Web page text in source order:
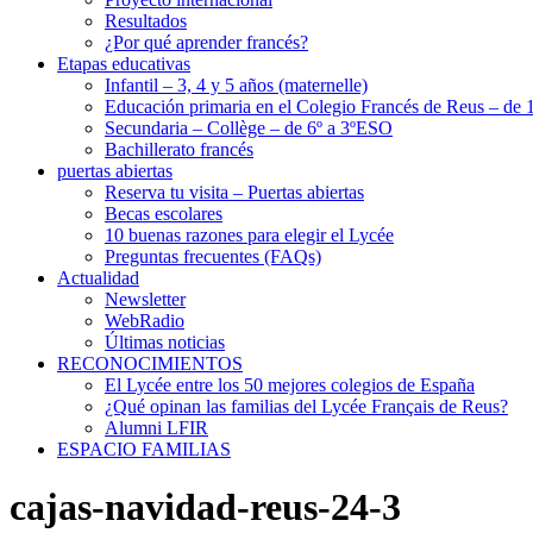
Resultados
¿Por qué aprender francés?
Etapas educativas
Infantil – 3, 4 y 5 años (maternelle)
Educación primaria en el Colegio Francés de Reus – de
Secundaria – Collège – de 6º a 3ºESO
Bachillerato francés
puertas abiertas
Reserva tu visita – Puertas abiertas
Becas escolares
10 buenas razones para elegir el Lycée
Preguntas frecuentes (FAQs)
Actualidad
Newsletter
WebRadio
Últimas noticias
RECONOCIMIENTOS
El Lycée entre los 50 mejores colegios de España
¿Qué opinan las familias del Lycée Français de Reus?
Alumni LFIR
ESPACIO FAMILIAS
cajas-navidad-reus-24-3